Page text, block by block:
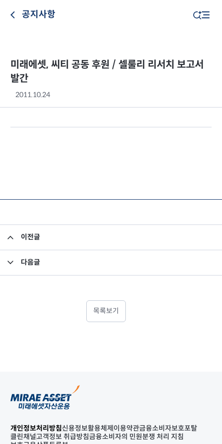
공지사항
미래에셋, 씨티 공동 후원 / 셀룰리 리서치 보고서
발간
2011.10.24
이전글
다음글
목록보기
개인정보처리방침신용정보활용체제 이용약관금융소비자보호포탈
클린채널고객정보 취급방침금융소비자의 민원분쟁 처리 지침